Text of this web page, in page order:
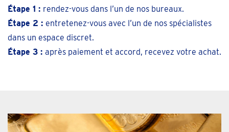
Étape 1 : rendez-vous dans l’un de nos bureaux.
Étape 2 : entretenez-vous avec l’un de nos spécialistes
dans un espace discret.
Étape 3 : après paiement et accord, recevez votre achat.